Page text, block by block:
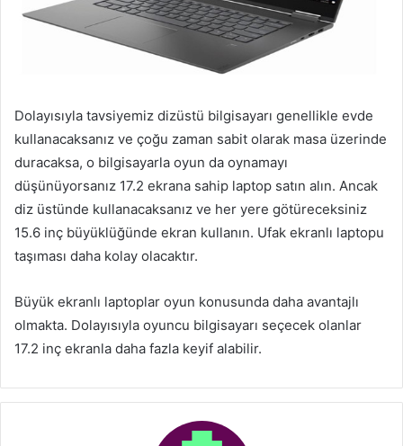
Dolayısıyla tavsiyemiz dizüstü bilgisayarı genellikle evde
kullanacaksanız ve çoğu zaman sabit olarak masa üzerinde
duracaksa, o bilgisayarla oyun da oynamayı
düşünüyorsanız 17.2 ekrana sahip laptop satın alın. Ancak
diz üstünde kullanacaksanız ve her yere götüreceksiniz
15.6 inç büyüklüğünde ekran kullanın. Ufak ekranlı laptopu
taşıması daha kolay olacaktır.
Büyük ekranlı laptoplar oyun konusunda daha avantajlı
olmakta. Dolayısıyla oyuncu bilgisayarı seçecek olanlar
17.2 inç ekranla daha fazla keyif alabilir.